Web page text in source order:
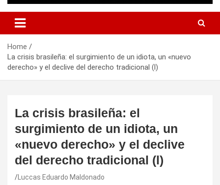
Home
La crisis brasileña: el surgimiento de un idiota, un «nuevo
derecho» y el declive del derecho tradicional (l)
La crisis brasileña: el
surgimiento de un idiota, un
«nuevo derecho» y el declive
del derecho tradicional (l)
Luccas Eduardo Maldonado